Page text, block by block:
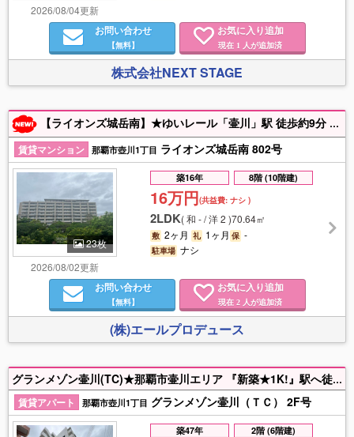
2026/08/04更新
お問い合わせ
【無料】
お気に入り追加
現在 1 人が追加済
株式会社NEXT STAGE
【ライオンズ城岳南】★ゆいレール「壷川」駅 徒歩約9分 通勤、通学に便利な立地！★目の前は公園で8階のお部屋、開放感ある広々2LDK！★マックスバリューやコンビニも近く、城岳小も徒歩圏内！
賃貸マンション 那覇市壺川1丁目 ライオンズ城岳南 802号
23枚
2026/08/02更新
築16年 8階 (10階建)
16万円(共益費:ナシ )
2LDK(和 - / 洋 2 )70.64㎡
敷 2ヶ月 礼 1ヶ月保 -
駐車場 ナシ
お問い合わせ
【無料】
お気に入り追加
現在 2 人が追加済
(株)エールプロデュース
グランメゾン壷川(TC)★那覇市壷川エリア 『新築★1K!』駅へ徒歩9分!駐車場有り!ネット無料!オートロック完備! 商業施設が充実している便利なエリア!一人暮らしにピッタリのお部屋です♪
賃貸アパート
那覇市壺川1丁目 グランメゾン壷川（ＴＣ） 2F号
築47年 2階 (6階建)